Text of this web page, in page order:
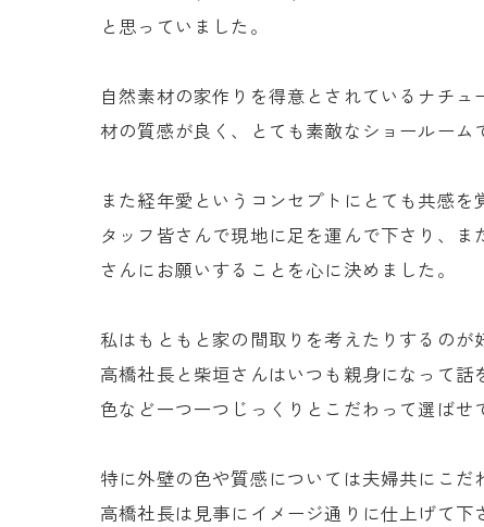
と思っていました。
自然素材の家作りを得意とされているナチ
材の質感が良く、とても素敵なショールーム
また経年愛というコンセプトにとても共感
タッフ皆さんで現地に足を運んで下さり、
さんにお願いすることを心に決めました。
私はもともと家の間取りを考えたりするのが
高橋社長と柴垣さんはいつも親身になって
色など一つ一つじっくりとこだわって選ばせ
特に外壁の色や質感については夫婦共にこ
高橋社長は見事にイメージ通りに仕上げて